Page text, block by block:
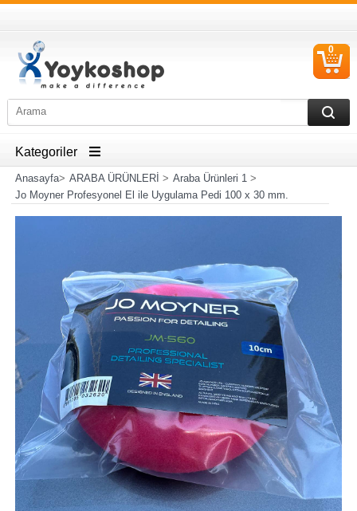
0
Kategoriler
Anasayfa> ARABA ÜRÜNLERİ > Araba Ürünleri 1>
Jo Moyner Profesyonel El ile Uygulama Pedi 100 x 30 mm.